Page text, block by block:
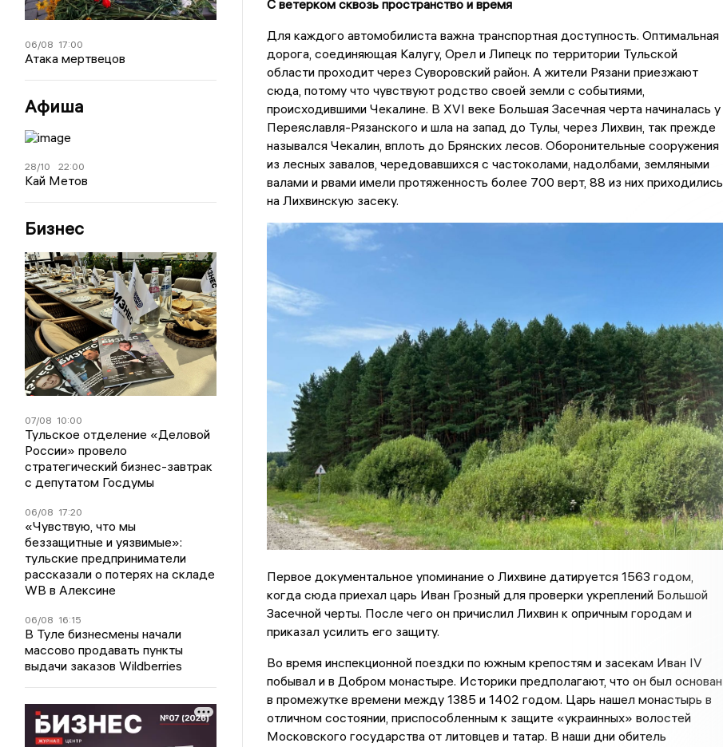
06/08 17:00
Атака мертвецов
Афиша
28/10 22:00
Кай Метов
Бизнес
07/08 10:00
Тульское отделение «Деловой
России» провело
стратегический бизнес-завтрак
с депутатом Госдумы
06/08 17:20
«Чувствую, что мы
беззащитные и уязвимые»:
тульские предприниматели
рассказали о потерях на складе
WB в Алексине
06/08 16:15
В Туле бизнесмены начали
массово продавать пункты
выдачи заказов Wildberries
С ветерком сквозь пространство и время
Для каждого автомобилиста важна транспортная доступность. Оптимальная
дорога, соединяющая Калугу, Орел и Липецк по территории Тульской
области проходит через Суворовский район. А жители Рязани приезжают
сюда, потому что чувствуют родство своей земли с событиями,
происходившими Чекалине. В XVI веке Большая Засечная черта начиналась у
Переяславля-Рязанского и шла на запад до Тулы, через Лихвин, так прежде
назывался Чекалин, вплоть до Брянских лесов. Оборонительные сооружения
из лесных завалов, чередовавшихся с частоколами, надолбами, земляными
валами и рвами имели протяженность более 700 верт, 88 из них приходились
на Лихвинскую засеку.
Первое документальное упоминание о Лихвине датируется 1563 годом,
когда сюда приехал царь Иван Грозный для проверки укреплений Большой
Засечной черты. После чего он причислил Лихвин к опричным городам и
приказал усилить его защиту.
Во время инспекционной поездки по южным крепостям и засекам Иван IV
побывал и в Добром монастыре. Историки предполагают, что он был основан
в промежутке времени между 1385 и 1402 годом. Царь нашел монастырь в
отличном состоянии, приспособленным к защите «украинных» волостей
Московского государства от литовцев и татар. В наши дни обитель